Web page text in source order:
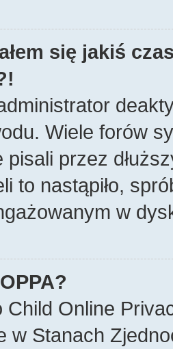
się jakiś
Wiele forów
pisali przez
to nastąpiło,
w
Child Online
w Stanach